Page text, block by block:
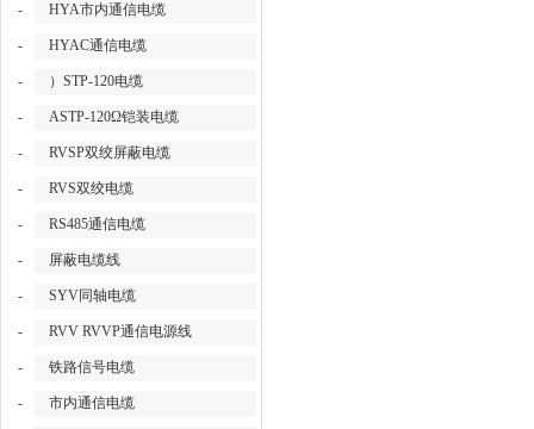
- HYA市内通信电缆
- HYAC通信电缆
- ）STP-120电缆
- ASTP-120Ω铠装电缆
- RVSP双绞屏蔽电缆
- RVS双绞电缆
- RS485通信电缆
- 屏蔽电缆线
- SYV同轴电缆
- RVV RVVP通信电源线
- 铁路信号电缆
- 市内通信电缆